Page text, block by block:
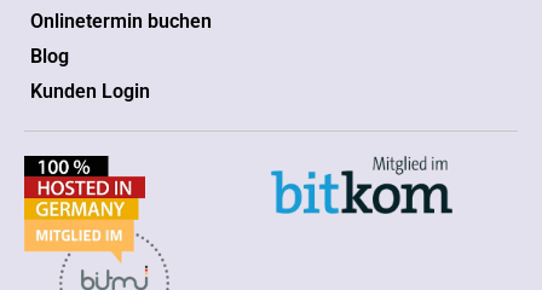
Onlinetermin buchen
Blog
Kunden Login